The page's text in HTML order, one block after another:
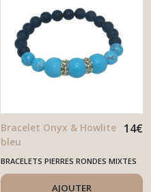
Bracelet Onyx & Howlite
bleu
14€
BRACELETS PIERRES RONDES MIXTES
AJOUTER